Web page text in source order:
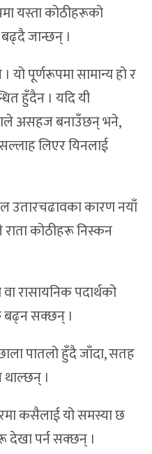
यस्ता कोठीहरूको
जान्छन् ।
यो पूर्णरूपमा सामान्य हो र
हुँदैन । यदि यी
असहज बनाउँछन् भने,
लिएर यिनलाई
उतारचढावका कारण नयाँ
कोठीहरू निस्कन
रासायनिक पदार्थको
बढ्न सक्छन् ।
पातलो हुँदै जाँदा, सतह
।
कसैलाई यो समस्या छ
देखा पर्न सक्छन् ।